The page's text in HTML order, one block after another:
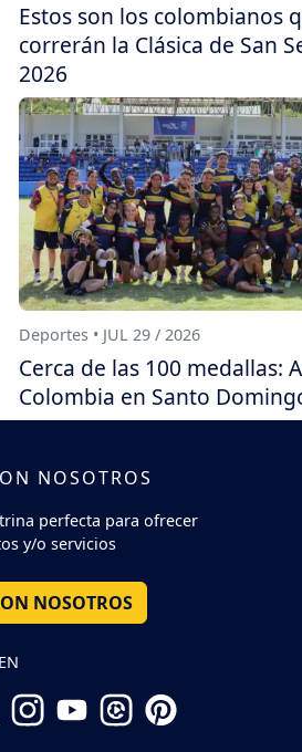
Estos son los colombianos
correrán la Clásica de San
2026
Deportes • JUL 29 / 2026
Cerca de las 100 medallas:
Colombia en Santo
NOSOTROS
perfecta para ofrecer
y/o servicios
NOSOTROS